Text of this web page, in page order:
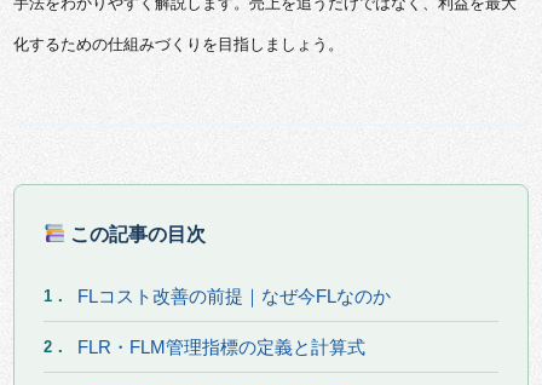
化するための仕組みづくりを目指しましょう。
この記事の目次
1． FLコスト改善の前提｜なぜ今FLなのか
2． FLR・FLM管理指標の定義と計算式